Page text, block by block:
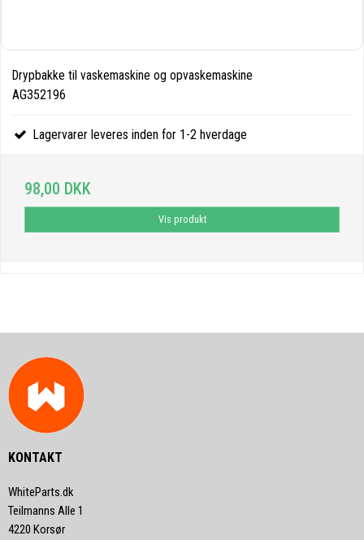
Drypbakke til vaskemaskine og opvaskemaskine
AG352196
Lagervarer leveres inden for 1-2 hverdage
98,00 DKK
Vis produkt
KONTAKT
WhiteParts.dk
Teilmanns Alle 1
4220 Korsør